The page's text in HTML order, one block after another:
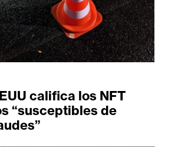
califica los NFT
“susceptibles de